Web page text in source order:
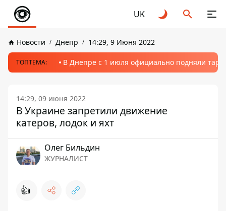
UK
Новости Днепр 14:29, 9 Июня 2022
ТОПТЕМА: В Днепре с 1 июля официально подняли
14:29, 09 июня 2022
В Украине запретили движение
катеров, лодок и яхт
Олег Бильдин
ЖУРНАЛИСТ
👍